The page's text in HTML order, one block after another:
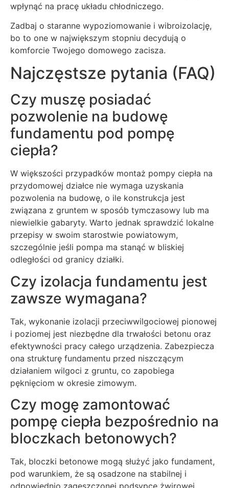
wpłynąć na pracę układu chłodniczego.
Zadbaj o staranne wypoziomowanie i wibroizolację,
bo to one w największym stopniu decydują o
komforcie Twojego domowego zacisza.
Najczęstsze pytania (FAQ)
Czy muszę posiadać
pozwolenie na budowę
fundamentu pod pompę
ciepła?
W większości przypadków montaż pompy ciepła na
przydomowej działce nie wymaga uzyskania
pozwolenia na budowę, o ile konstrukcja jest
związana z gruntem w sposób tymczasowy lub ma
niewielkie gabaryty. Warto jednak sprawdzić lokalne
przepisy w swoim starostwie powiatowym,
szczególnie jeśli pompa ma stanąć w bliskiej
odległości od granicy działki.
Czy izolacja fundamentu jest
zawsze wymagana?
Tak, wykonanie izolacji przeciwwilgociowej pionowej
i poziomej jest niezbędne dla trwałości betonu oraz
efektywności pracy całego urządzenia. Zabezpiecza
ona strukturę fundamentu przed niszczącym
działaniem wilgoci z gruntu, co zapobiega
pęknięciom w okresie zimowym.
Czy mogę zamontować
pompę ciepła bezpośrednio na
bloczkach betonowych?
Tak, bloczki betonowe mogą służyć jako fundament,
pod warunkiem, że są osadzone na stabilnej i